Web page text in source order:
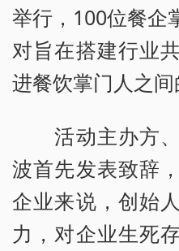
举行，100位餐企
对旨在搭建行业
进餐饮掌门人之间
活动主办方、
波首先发表致辞
企业来说，创始
力，对企业生死